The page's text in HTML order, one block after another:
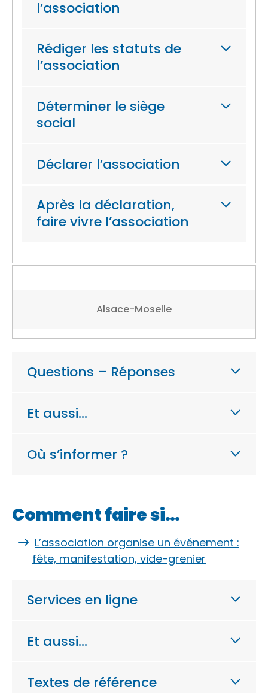
l’association
Rédiger les statuts de
l’association
Déterminer le siège
social
Déclarer l’association
Après la déclaration,
faire vivre l’association
Alsace-Moselle
Questions – Réponses
Et aussi…
Où s’informer ?
Comment faire si…
L’association organise un événement :
fête, manifestation, vide-grenier
Services en ligne
Et aussi…
Textes de référence